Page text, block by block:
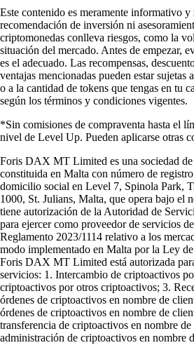
Este contenido es meramente informativo y
recomendación de inversión ni
criptomonedas conlleva riesgos, como la
situación del mercado. Antes de empezar,
es el adecuado. Las recompensas,
ventajas mencionadas pueden estar sujetas
o a la cantidad de tokens que tengas en tu
según los términos y condiciones vigentes.
*Sin comisiones de compraventa hasta el
nivel de Level Up. Pueden aplicarse otras
Foris DAX MT Limited es una sociedad
constituida en Malta con número de
domicilio social en Level 7, Spinola Park,
1000, St. Julians, Malta, que opera bajo el
tiene autorización de la Autoridad de
para ejercer como proveedor de servicios
Reglamento 2023/1114 relativo a los
modo implementado en Malta por la Ley
Foris DAX MT Limited está autorizada
servicios: 1. Intercambio de criptoactivos
criptoactivos por otros criptoactivos; 3.
órdenes de criptoactivos en nombre de
órdenes de criptoactivos en nombre de
transferencia de criptoactivos en nombre
administración de criptoactivos en nombre